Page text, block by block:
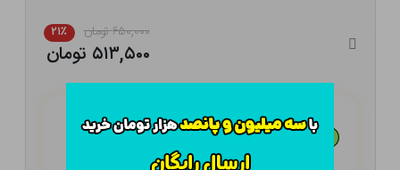
۶۵۰,۰۰۰ تومان ۲۱٪
۵۱۳,۵۰۰ تومان
هـر قسط با تــرب‌پــی:۱۲۸,۳۷۵
تومان